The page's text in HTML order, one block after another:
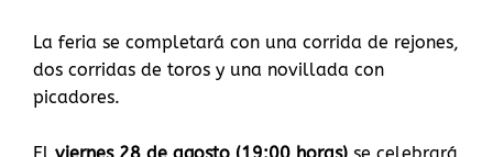
La feria se completará con una corrida de rejones,
dos corridas de toros y una novillada con
picadores.